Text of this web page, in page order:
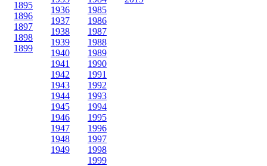
1895
1896
1897
1898
1899
1936
1937
1938
1939
1940
1941
1942
1943
1944
1945
1946
1947
1948
1949
1985
1986
1987
1988
1989
1990
1991
1992
1993
1994
1995
1996
1997
1998
1999